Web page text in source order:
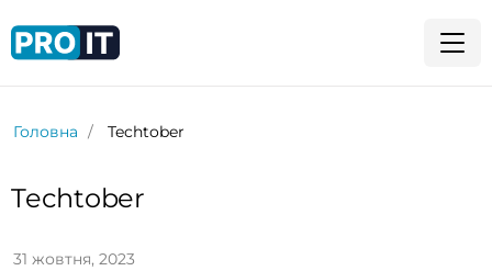
Головна Techtober
Techtober
31 жовтня, 2023